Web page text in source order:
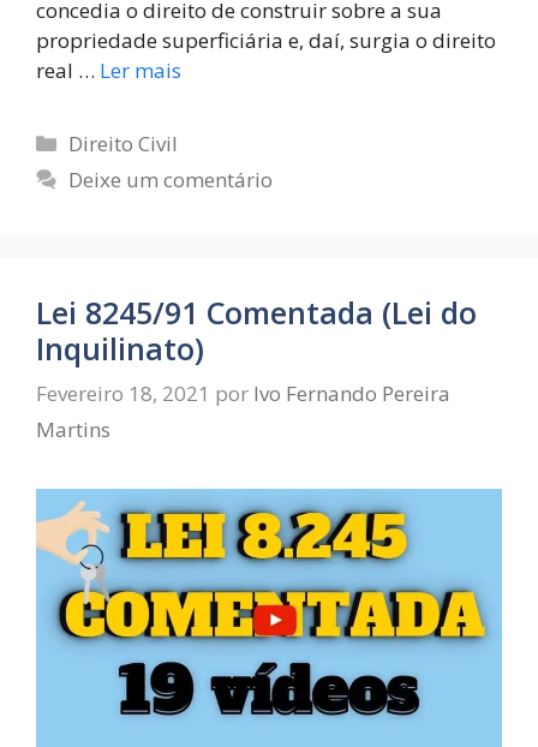
concedia o direito de construir sobre a sua
propriedade superficiária e, daí, surgia o direito
real … Ler mais
Direito Civil
Deixe um comentário
Lei 8245/91 Comentada (Lei do
Inquilinato)
Fevereiro 18, 2021 por Ivo Fernando Pereira
Martins